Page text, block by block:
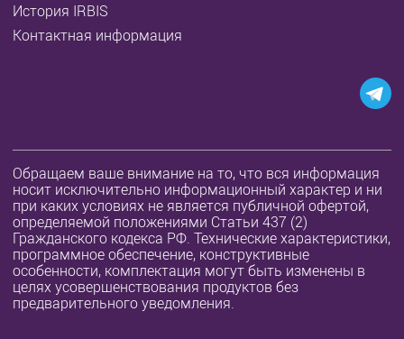
История IRBIS
Контактная информация
Обращаем ваше внимание на то, что вся информация
носит исключительно информационный характер и ни
при каких условиях не является публичной офертой,
определяемой положениями Статьи 437 (2)
Гражданского кодекса РФ. Технические характеристики,
программное обеспечение, конструктивные
особенности, комплектация могут быть изменены в
целях усовершенствования продуктов без
предварительного уведомления.